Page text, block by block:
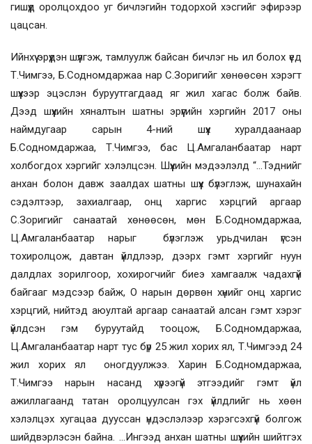
гишүүд оролцохдоо уг бичлэгийн тодорхой хэсгийг эфирээр
цацсан.
Ийнхүү эрүүдэн шүүлгэж, тамлуулж байсан бичлэг нь ил болох үед
Т.Чимгээ, Б.Содномдаржаа нар С.Зоригийг хөнөөсөн хэрэгт
шүүхээр эцэслэн буруутгагдаад яг жил хагас болж байв.
Дээд шүүхийн хяналтын шатны эрүүгийн хэргийн 2017 оны
наймдугаар сарын 4-ний шүүх хуралдаанаар
Б.Содномдаржаа, Т.Чимгээ, бас Ц.Амгаланбаатар нарт
холбогдох хэргийг хэлэлцсэн. Шүүхийн мэдээлэлд “...Тэднийг
анхан болон давж заалдах шатны шүүх бүлэглэж, шунахайн
сэдэлтээр, захиалгаар, онц харгис хэрцгий аргаар
С.Зоригийг санаатай хөнөөсөн, мөн Б.Содномдаржаа,
Ц.Амгаланбаатар нарыг бүлэглэж урьдчилан үгсэн
тохиролцож, давтан үйлдлээр, дээрх гэмт хэргийг нуун
далдлах зорилгоор, хохирогчийг биеэ хамгаалж чадахгүй
байгааг мэдсээр байж, О нарын дөрвөн хүнийг онц харгис
хэрцгий, нийтэд аюултай аргаар санаатай алсан гэмт хэрэг
үйлдсэн гэм буруутайд тооцож, Б.Содномдаржаа,
Ц.Амгаланбаатар нарт тус бүр 25 жил хорих ял, Т.Чимгээд 24
жил хорих ял оногдуулжээ. Харин Б.Содномдаржаа,
Т.Чимгээ нарын насанд хүрээгүй этгээдийг гэмт үйл
ажиллагаанд татан оролцуулсан гэх үйлдлийг нь хөөн
хэлэлцэх хугацаа дууссан үндэслэлээр хэрэгсэхгүй болгож
шийдвэрлэсэн байна. ...Ингээд анхан шатны шүүхийн шийтгэх